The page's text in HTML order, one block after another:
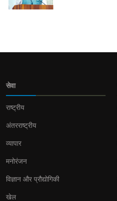
सेवा
राष्ट्रीय
अंतरराष्ट्रीय
व्यापार
मनोरंजन
विज्ञान और प्रौद्योगिकी
खेल